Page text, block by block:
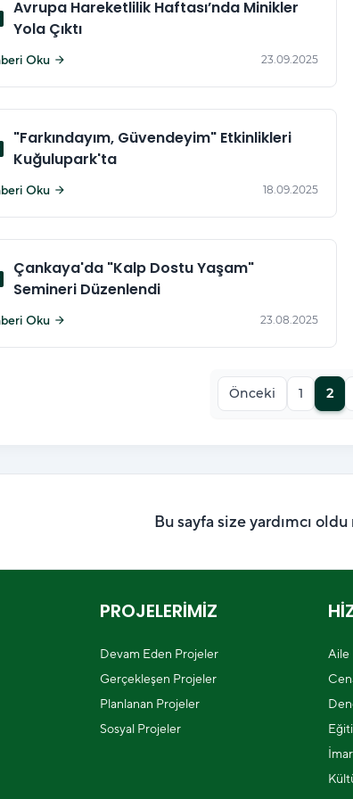
Avrupa Hareketlilik Haftası’nda Minikler
Yola Çıktı
Oku arrow_forward 23.09.2025
"Farkındayım, Güvendeyim" Etkinlikleri
Kuğulupark'ta
Oku arrow_forward 18.09.2025
Çankaya'da "Kalp Dostu Yaşam"
Semineri Düzenlendi
Oku arrow_forward 23.08.2025
Önceki 1 2
Bu sayfa size yardımcı oldu
PROJELERİMİZ
Devam Eden Projeler
Gerçekleşen Projeler
Planlanan Projeler
Sosyal Projeler
Aile